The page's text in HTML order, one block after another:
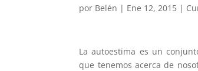
por Belén | Ene 12, 2015 |
La autoestima es un
que tenemos acerca de